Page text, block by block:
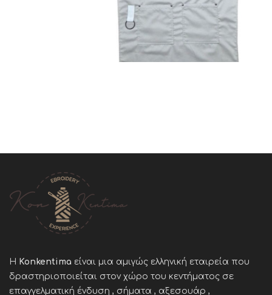
Η Konkentima είναι μια αμιγώς ελληνική εταιρεία που
δραστηριοποιείται στον χώρο του κεντήματος σε
επαγγελματική ένδυση , σήματα , αξεσουάρ ,